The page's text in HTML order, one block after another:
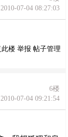
2010-07-04 08:27:03
此楼 举报 帖子管理
6楼
2010-07-04 09:21:54